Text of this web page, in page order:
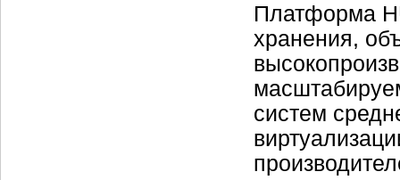
Платформа
хранения,
систем